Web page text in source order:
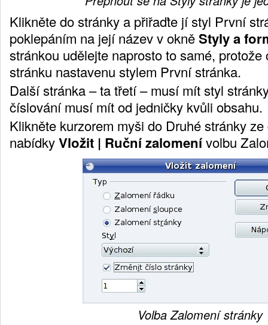
Klikněte do stránky a přiřaďte jí styl První
poklepáním na její název v okněStyly a
stránkou udělejte naprosto to samé,
stránku nastavenu stylem První stránka.
Další stránka – ta třetí – musí mít styl
číslování musí mít od jedničky kvůli obsahu.
Klikněte kurzorem myši do Druhé stránky ze
nabídkyVložit | Ruční zalomenívolbu
Volba Zalomení stránky